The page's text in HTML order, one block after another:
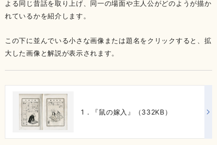
よる同じ昔話を取り上げ、同一の場面や主人公がどのようが描か
れているかを紹介します。
この下に並んでいる小さな画像または題名をクリックすると、拡
大した画像と解説が表示されます。
1．『鼠の嫁入』（332KB）